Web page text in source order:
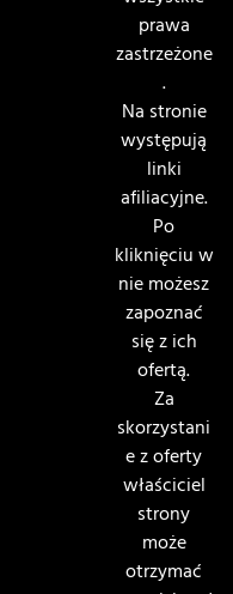
prawa
zastrzeżone
.
Na stronie
występują
linki
afiliacyjne.
Po
kliknięciu w
nie możesz
zapoznać
się z ich
ofertą.
Za
skorzystani
e z oferty
właściciel
strony
może
otrzymać